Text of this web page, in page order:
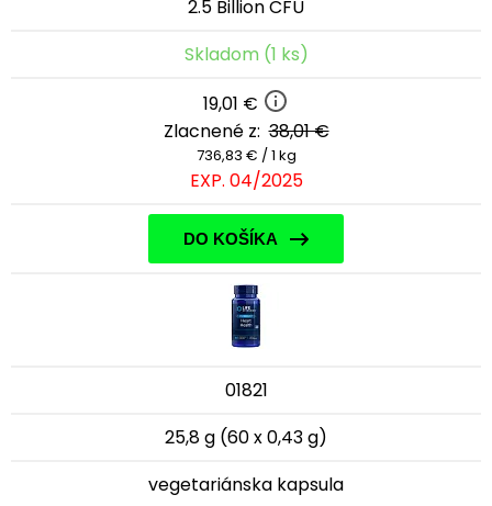
2.5 Billion CFU
Skladom (1 ks)
19,01 €
Zlacnené z:38,01 €
736,83 € / 1 kg
EXP. 04/2025
DO KOŠÍKA
01821
25,8 g (60 x 0,43 g)
vegetariánska kapsula